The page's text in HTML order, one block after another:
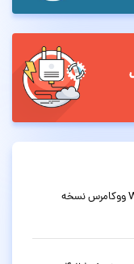
قالب فروشگاهی چندمنظوره وودمارت WoodMart ووکامرس نسخه